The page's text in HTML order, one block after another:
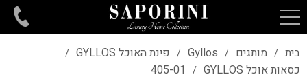
בית / מותגים /
Gyllos
/ פינת האוכל GYLLOS /
כסאות אוכל GYLLOS /
405-01